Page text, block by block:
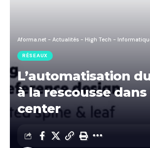
Aforma.net - Actualités - High Tech -
RÉSEAUX
L’automatisation
à la rescousse
center